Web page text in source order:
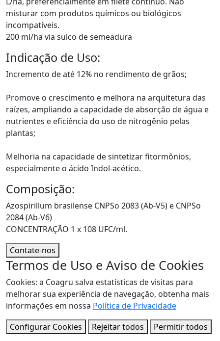
misturar com produtos químicos ou biológicos
incompatíveis.
200 ml/ha via sulco de semeadura
Indicação de Uso:
Incremento de até 12% no rendimento de grãos;
Promove o crescimento e melhora na arquitetura das
raízes, ampliando a capacidade de absorção de água e
nutrientes e eficiência do uso de nitrogênio pelas
plantas;
Melhoria na capacidade de sintetizar fitormônios,
especialmente o ácido Indol-acético.
Composição:
Azospirillum brasilense CNPSo 2083 (Ab-V5) e CNPSo
2084 (Ab-V6)
CONCENTRAÇÃO 1 x 108 UFC/ml.
Contate-nos
Termos de Uso e Aviso de Cookies
Cookies: a Coagru salva estatísticas de visitas para
melhorar sua experiência de navegação, obtenha mais
informações em nossa Política de Privacidade
Configurar Cookies
Rejeitar todos Permitir todos